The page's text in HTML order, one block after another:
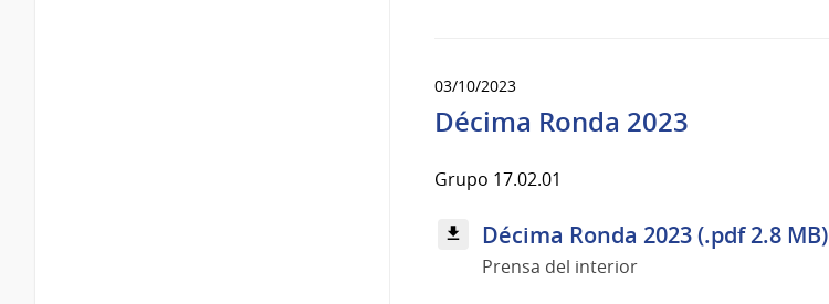
03/10/2023
Décima Ronda 2023
Grupo 17.02.01
Décima Ronda 2023 (.pdf 2.8 MB)
Prensa del interior